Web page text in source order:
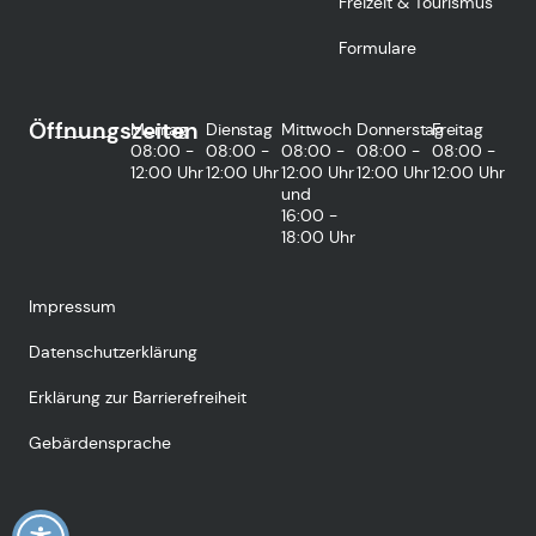
Formulare
Öffnungszeiten
Montag
08:00 -
12:00 Uhr
Dienstag
08:00 -
12:00 Uhr
Mittwoch
08:00 -
12:00 Uhr
und
16:00 -
18:00 Uhr
Donnerstag
08:00 -
12:00 Uhr
Freitag
08:00 -
12:00 Uhr
Impressum
Datenschutzerklärung
Erklärung zur Barrierefreiheit
Gebärdensprache